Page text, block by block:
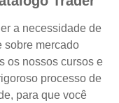
a necessidade de
sobre mercado
os nossos cursos e
processo de
para que você